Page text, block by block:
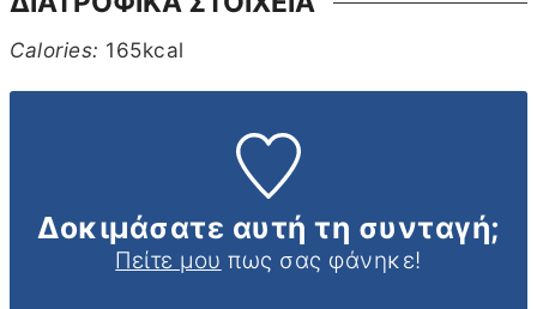
Calories: 165kcal
Δοκιμάσατε αυτή τη συνταγή;
Πείτε μου πως σας φάνηκε!